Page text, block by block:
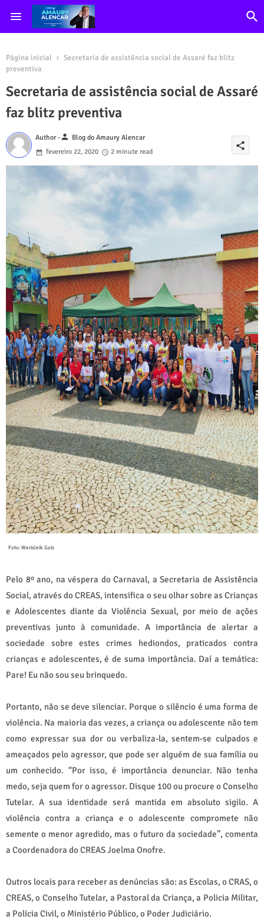
Página inicial
Secretaria de assistência social de Assaré faz blitz
preventiva
Secretaria de assistência social de Assaré
faz blitz preventiva
Author -person Blog do Amaury Alencar
fevereiro 22, 2020
2 minute read
share
Foto: Werisleik Gois
Pelo 8º ano, na véspera do Carnaval, a Secretaria de Assistência
Social, através do CREAS, intensifica o seu olhar sobre as Crianças
e Adolescentes diante da Violência Sexual, por meio de ações
preventivas junto à comunidade. A importância de alertar a
sociedade sobre estes crimes hediondos, praticados contra
crianças e adolescentes, é de suma importância. Daí a temática:
Pare! Eu não sou seu brinquedo.
Portanto, não se deve silenciar. Porque o silêncio é uma forma de
violência. Na maioria das vezes, a criança ou adolescente não tem
como expressar sua dor ou verbaliza-la, sentem-se culpados e
ameaçados pelo agressor, que pode ser alguém de sua família ou
um conhecido. “Por isso, é importância denunciar. Não tenha
medo, seja quem for o agressor. Disque 100 ou procure o Conselho
Tutelar. A sua identidade será mantida em absoluto sigilo. A
violência contra a criança e o adolescente compromete não
semente o menor agredido, mas o futuro da sociedade”, comenta
a Coordenadora do CREAS Joelma Onofre.
Outros locais para receber as denúncias são: as Escolas, o CRAS, o
CREAS, o Conselho Tutelar, a Pastoral da Criança, a Policia Militar,
a Polícia Civil, o Ministério Público, o Poder Judiciário.